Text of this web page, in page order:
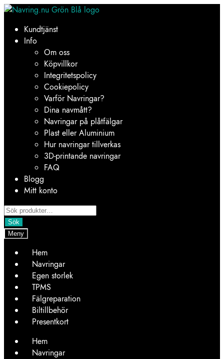
Hoppa
navigering
Hoppa
innehållKundtjänst
Info
Om oss
Köpvillkor
Integritetspolicy
Cookiepolicy
Varför Navringar?
Dina navmått?
Navringar på plåtfälgar
Plast eller Aluminium
Hur navringar tillverkas
3D-printande navringar
FAQ
Blogg
Mitt konto
Products
search
Sök
Meny
Hem
Navringar
Egen storlek
TPMS
Fälgreparation
Biltillbehör
Presentkort
Hem
Navringar